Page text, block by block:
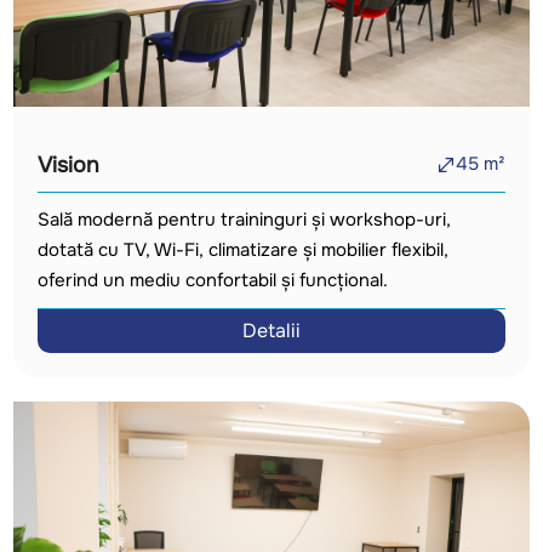
Vision 45m²
Sală modernă pentru traininguri și workshop-uri,
dotată cu TV, Wi-Fi, climatizare și mobilier flexibil,
oferind un mediu confortabil și funcțional.
Detalii